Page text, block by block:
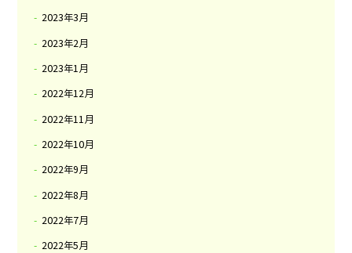
2023年3月
2023年2月
2023年1月
2022年12月
2022年11月
2022年10月
2022年9月
2022年8月
2022年7月
2022年5月